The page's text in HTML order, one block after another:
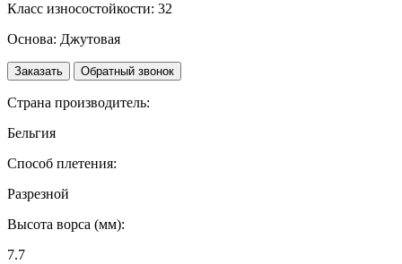
Класс износостойкости: 32
Основа: Джутовая
Заказать Обратный звонок
Страна производитель:
Бельгия
Способ плетения:
Разрезной
Высота ворса (мм):
7.7